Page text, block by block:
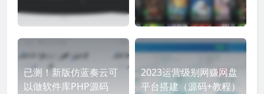
已测！新版仿蓝奏云可
以做软件库PHP源码
2023运营级别网赚网盘
平台搭建（源码+教程）